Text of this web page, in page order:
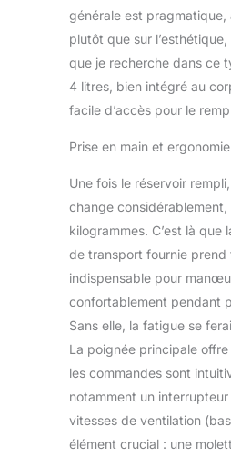
générale est
plutôt que sur
que je recherche dans ce
4 litres, bien intégré au
facile d’accès pour le
Prise en main et ergonomie
Une fois le réservoir
change
kilogrammes. C’est là que
de transport fournie prend
indispensable pour
confortablement pendant
Sans elle, la fatigue se
La poignée principale
les commandes sont
notamment un
vitesses de ventilation
élément crucial : une